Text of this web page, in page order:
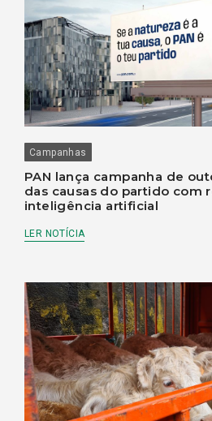
Campanhas
PAN lança campanha de
das causas do partido com
inteligência artificial
LER NOTÍCIA